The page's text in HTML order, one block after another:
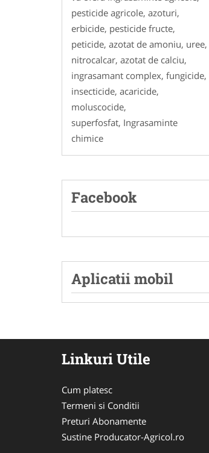
pesticide agricole, azoturi,
erbicide, pesticide fructe,
peticide, azotat de amoniu, uree,
nitrocalcar, azotat de calciu,
ingrasamant complex, fungicide,
insecticide, acaricide,
moluscocide,
superfosfat, Ingrasaminte
chimice
Facebook
Aplicatii mobil
Linkuri Utile
Cum platesc
Termeni si Conditii
Preturi Abonamente
Sustine Producator-Agricol.ro